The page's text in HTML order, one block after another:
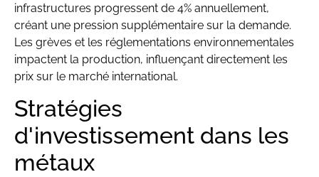
infrastructures progressent de 4% annuellement,
créant une pression supplémentaire sur la demande.
Les grèves et les réglementations environnementales
impactent la production, influençant directement les
prix sur le marché international.
Stratégies
d'investissement dans les
métaux